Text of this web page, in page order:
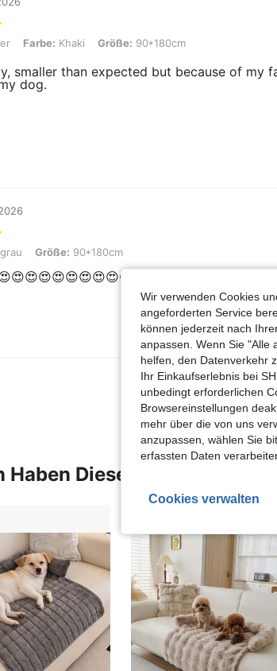
Farbe: Khaki, Größe: 90*180cm
Farbe: Khaki Größe: 90*180cm
smaller than expected but because of my
dog.
Größe: 90*180cm
Größe: 90*180cm
Mehr Bewertungen
Haben Diese Artikel Auch
Wir verwenden Cookies
angeforderten Service
können jederzeit nach
anpassen. Wenn Sie "Alle
helfen, den Datenverkehr
Ihr Einkaufserlebnis bei
unbedingt erforderlichen
Browsereinstellungen
mehr über die von uns
anzupassen, wählen Sie
erfassten Daten
Cookies verwalten